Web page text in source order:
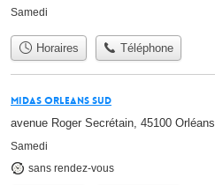
Samedi
Horaires Téléphone
Midas ORLEANS SUD
avenue Roger Secrétain, 45100 Orléans
Samedi
sans rendez-vous